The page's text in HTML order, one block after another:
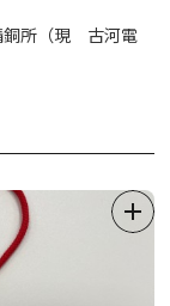
銅所（現 古河電
ことであり、その
発生的に歌い踊ら
す。
。
行われる「和楽の
付うちわが必要と